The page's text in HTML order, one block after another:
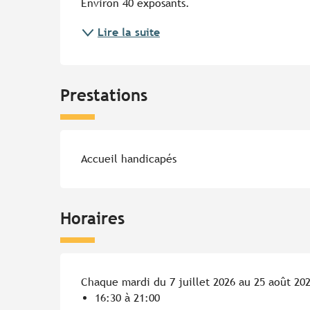
Environ 40 exposants.
Lire la suite
Prestations
Accueil handicapés
Horaires
Chaque mardi du 7 juillet 2026 au 25 août
16:30 à 21:00